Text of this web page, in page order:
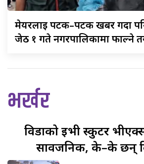
मेयरलाईपटक–पटक खबर गर्दा
जेठ १ गते नगरपालिकामा फाल्ने
भर्खर
विडाकोईभी स्कुटर
सार्वजनिक, के–के छन्